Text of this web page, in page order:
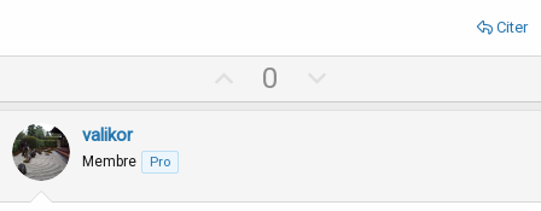
Citer
p
t
0
o
v
valikor
Membre Pro